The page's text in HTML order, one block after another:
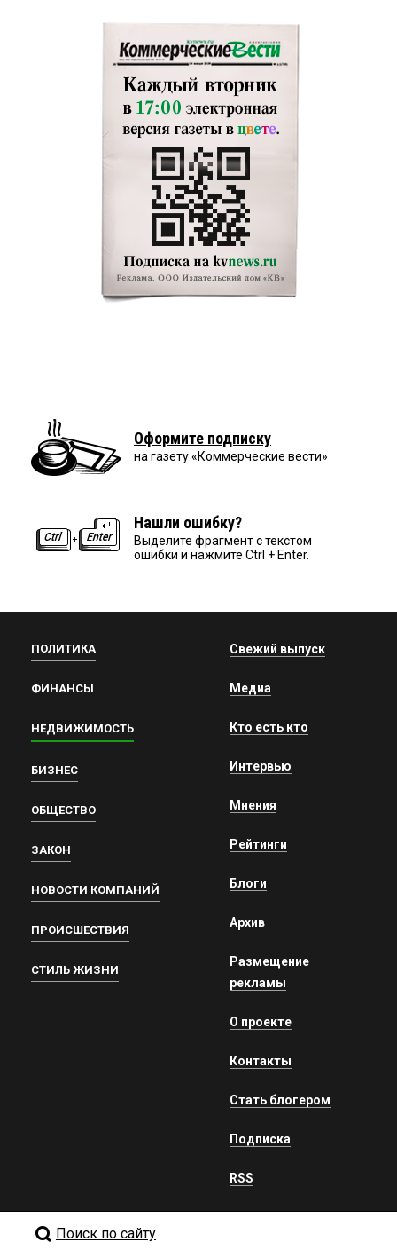
Оформите подписку
на газету «Коммерческие вести»
Нашли ошибку?
Выделите фрагмент с текстом
ошибки и нажмите Ctrl + Enter.
ПОЛИТИКА
ФИНАНСЫ
НЕДВИЖИМОСТЬ
БИЗНЕС
ОБЩЕСТВО
ЗАКОН
НОВОСТИ КОМПАНИЙ
ПРОИСШЕСТВИЯ
СТИЛЬ ЖИЗНИ
Свежий выпуск
Медиа
Кто есть кто
Интервью
Мнения
Рейтинги
Блоги
Архив
Размещение
рекламы
О проекте
Контакты
Стать блогером
Подписка
RSS
Поиск по сайту